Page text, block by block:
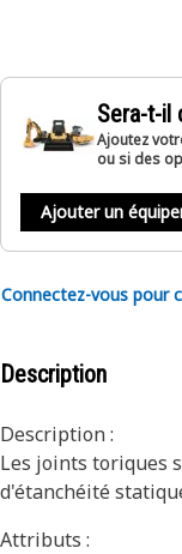
Sera-t-il
Ajoutez
ou si des
Ajouter un
Connectez-vous pour
Description
Description :
Les joints toriques
d'étanchéité
Attributs :